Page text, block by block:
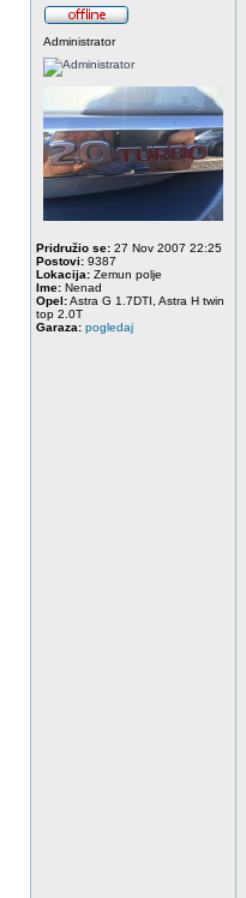
Administrator
Pridružio se: 27 Nov 2007 22:25
Postovi: 9387
Lokacija: Zemun polje
Ime: Nenad
Opel:Astra G 1.7DTI, Astra H twin
top 2.0T
Garaza: pogledaj